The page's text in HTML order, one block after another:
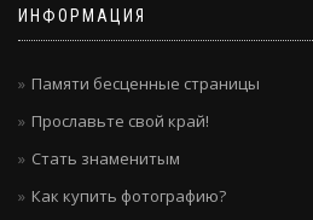
ИНФОРМАЦИЯ
Памяти бесценные страницы
Прославьте свой край!
Стать знаменитым
Как купить фотографию?